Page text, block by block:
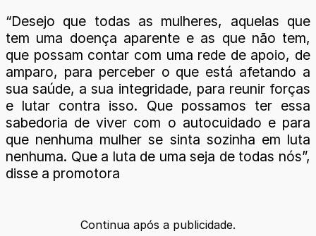
“Desejo que todas as mulheres, aquelas que
tem uma doença aparente e as que não tem,
que possam contar com uma rede de apoio, de
amparo, para perceber o que está afetando a
sua saúde, a sua integridade, para reunir forças
e lutar contra isso. Que possamos ter essa
sabedoria de viver com o autocuidado e para
que nenhuma mulher se sinta sozinha em luta
nenhuma. Que a luta de uma seja de todas nós”,
disse a promotora
Continua após a publicidade.